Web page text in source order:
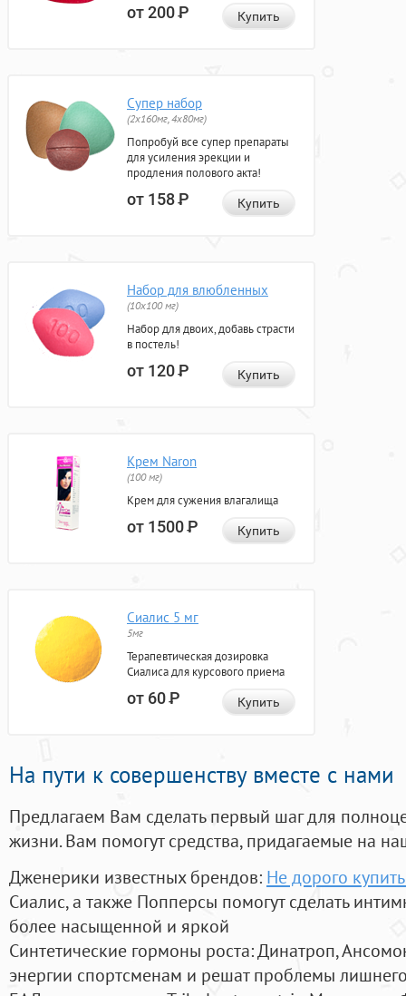
от 200Р Купить
Супер набор
(2х160мг, 4х80мг)
Попробуй все супер препараты
для усиления эрекции и
продления полового акта!
от 158Р Купить
Набор для влюбленных
(10х100 мг)
Набор для двоих, добавь страсти
в постель!
от 120Р Купить
Крем Naron
(100 мг)
Крем для сужения влагалища
от 1500Р Купить
Сиалис 5 мг
5мг
Терапевтическая дозировка
Сиалиса для курсового приема
от 60Р Купить
На пути к совершенству вместе с нами
Предлагаем Вам сделать первый шаг для
жизни. Вам помогут средства, придагаемые на
Дженерики известных брендов: Не дорого
Сиалис, а также Попперсы помогут сделать
более насыщенной и яркой
Синтетические гормоны роста: Динатроп,
энергии спортсменам и решат проблемы